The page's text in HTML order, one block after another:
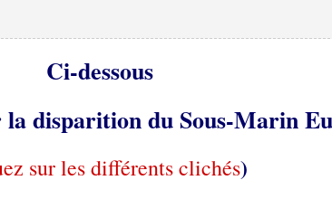
Ci-dessous
la disparition du Sous-Marin
sur les différents clichés)